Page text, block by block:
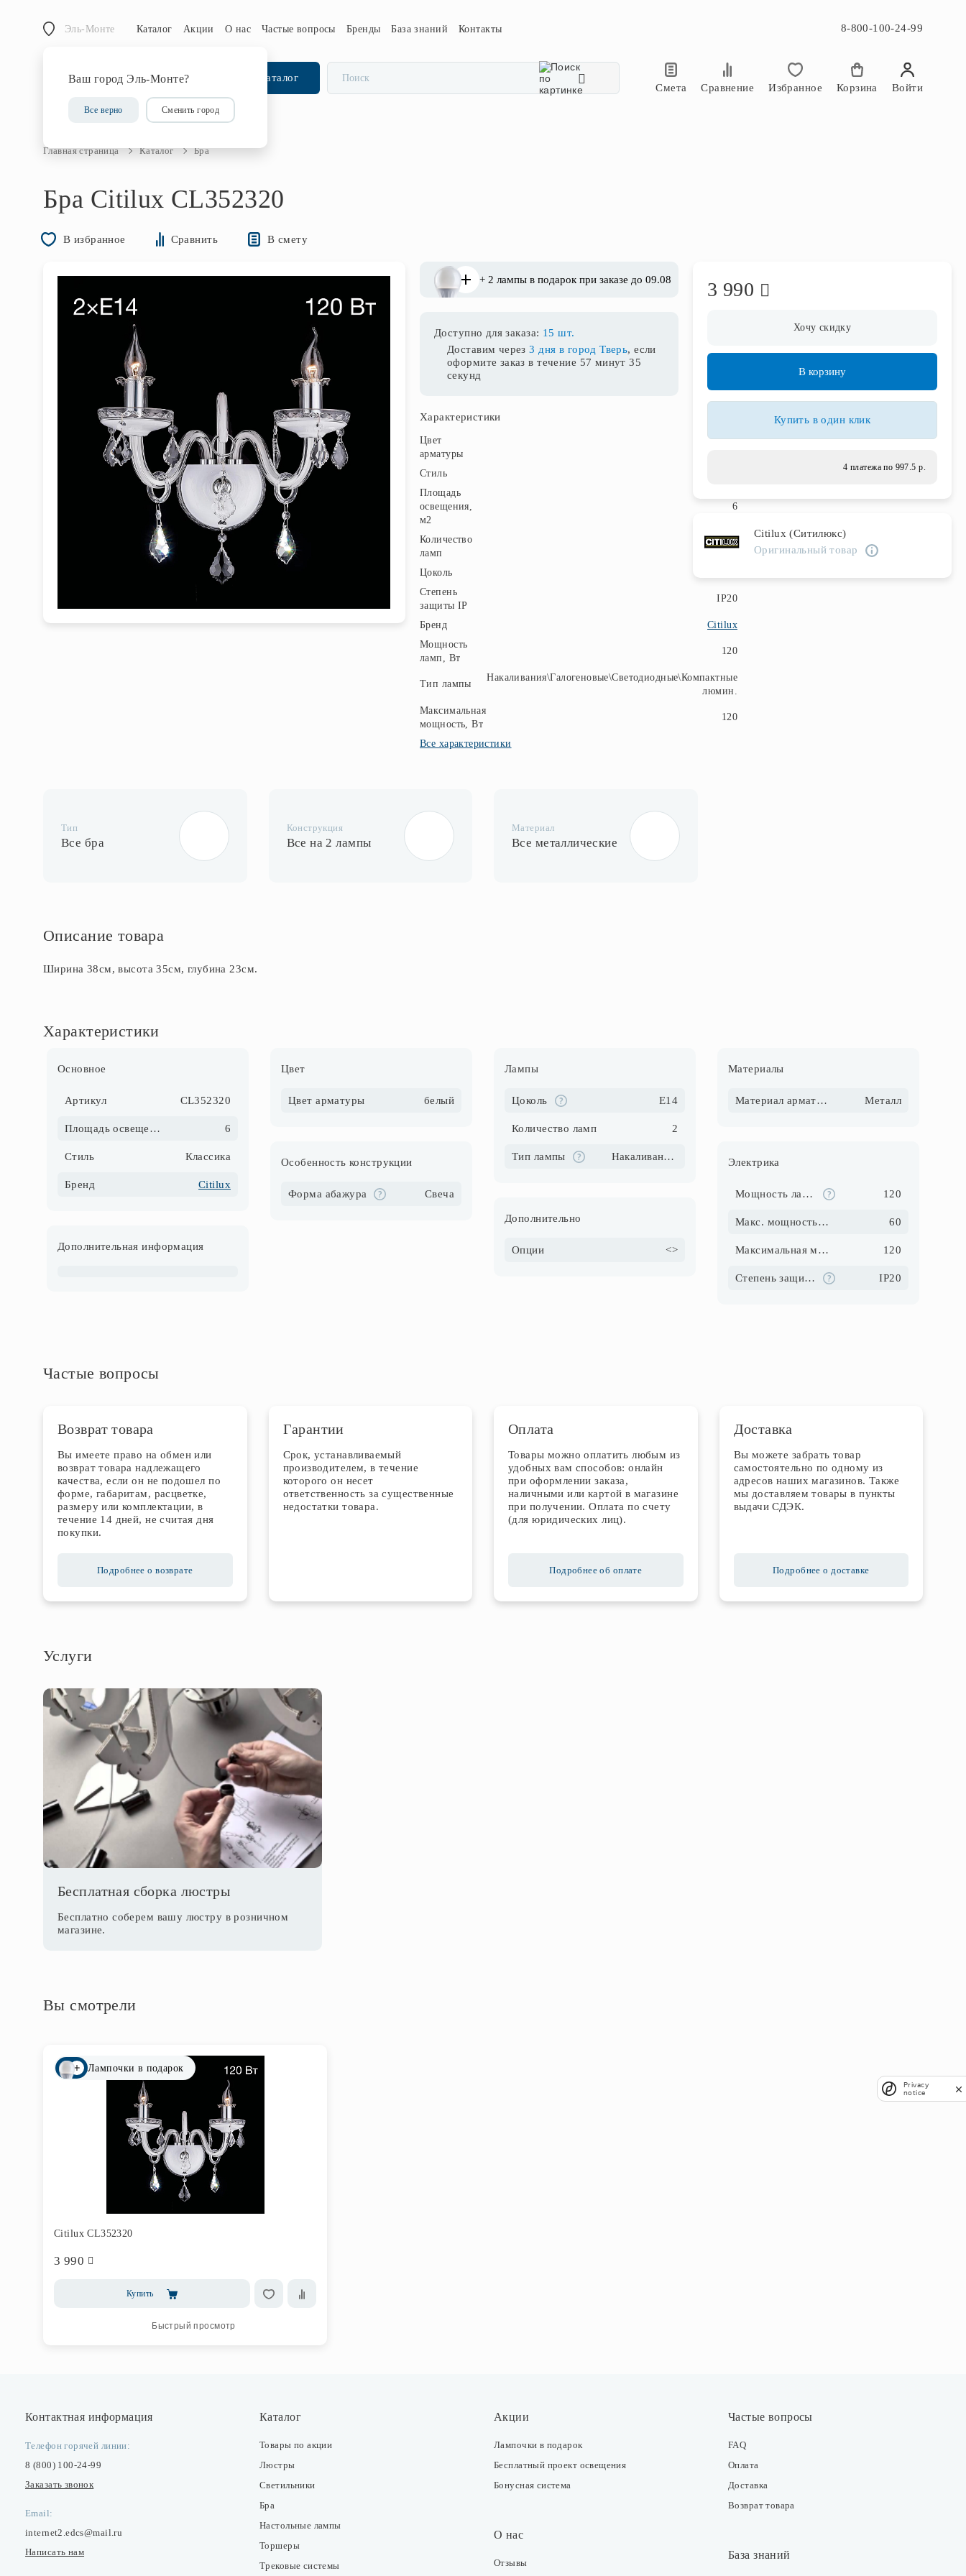
Эль-Монте
Ваш город Эль-Монте?
Все верно Сменить город
Каталог Акции О нас Частые вопросы Бренды База знаний Контакты 8-800-100-24-99
Каталог
Смета
Сравнение Избранное Корзина Войти
Главная страница Каталог Бра
Бра Citilux CL352320
В избранное Сравнить В смету
+ 2 лампы в подарок при заказе до 09.08
Доступно для заказа: 15 шт.
Доставим через3 дня в город Тверь, если
оформите заказ в течение 57 минут 34
секунд
Характеристики
Цвет
арматуры
Стиль
Площадь
освещения,
м2
6
Количество
ламп
2
Цоколь
Степень
защиты IP
IP20
Бренд
Citilux
Мощность
ламп, Вт
120
Тип лампы
Накаливания\Галогеновые\Светодиодные\Компактные
люмин.
Максимальная
мощность, Вт
120
Все характеристики
3 990
Хочу скидку
В корзину
Купить в один клик
4 платежа по 997.5 р.
Citilux (Ситилюкс)
Оригинальный товар
Тип
Все бра
Конструкция
Все на 2 лампы
Материал
Все металлические
Описание товара
Ширина 38см, высота 35см, глубина 23см.
Характеристики
Основное
Артикул CL352320
Площадь освещения, м2 6
Стиль Классика
Бренд Citilux
Цвет
Цвет арматуры белый
Лампы
Цоколь E14
Количество ламп 2
Тип лампы Накаливания\Галогеновые\Светодиодные\Компактные люмин.
Материалы
Материал арматуры Металл
Особенность конструкции
Форма абажура Свеча
Электрика
Мощность ламп, Вт 120
Макс. мощность ламп, Вт 60
Максимальная мощность, Вт 120
Степень защиты IP IP20
Дополнительно
Опции <>
Дополнительная информация
Частые вопросы
Возврат товара
Вы имеете право на обмен или
возврат товара надлежащего
качества, если он не подошел по
форме, габаритам, расцветке,
размеру или комплектации, в
течение 14 дней, не считая дня
покупки.
Подробнее о возврате
Гарантии
Срок, устанавливаемый
производителем, в течение
которого он несет
ответственность за существенные
недостатки товара.
Оплата
Товары можно оплатить любым из
удобных вам способов: онлайн
при оформлении заказа,
наличными или картой в магазине
при получении. Оплата по счету
(для юридических лиц).
Подробнее об оплате
Доставка
Вы можете забрать товар
самостоятельно по одному из
адресов наших магазинов. Также
мы доставляем товары в пункты
выдачи СДЭК.
Подробнее о доставке
Услуги
Бесплатная сборка люстры
Бесплатно соберем вашу люстру в розничном
магазине.
Вы смотрели
Citilux CL352320
Лампочки в подарок
3 990
Купить
Быстрый просмотр
Контактная информация
Телефон горячей линии:
8 (800) 100-24-99
Заказать звонок
Email:
internet2.edcs@mail.ru
Написать нам
Каталог
Товары по акции
Люстры
Светильники
Бра
Настольные лампы
Торшеры
Трековые системы
Акции
Лампочки в подарок
Бесплатный проект освещения
Бонусная система
О нас
Отзывы
Частые вопросы
FAQ
Оплата
Доставка
Возврат товара
База знаний
Privacy
notice